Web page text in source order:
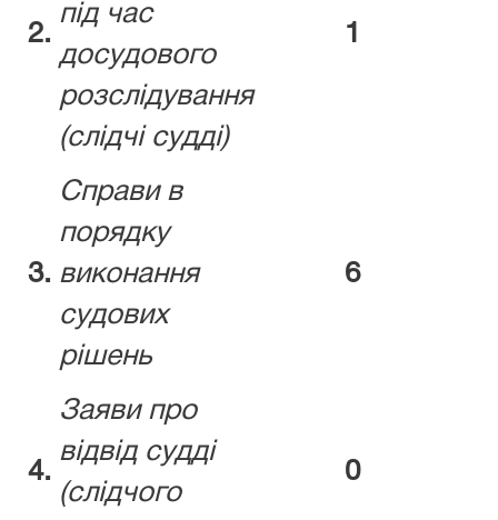
2.
під час
досудового
розслідування
(слідчі судді)
1
3.
Справи в
порядку
виконання
судових
рішень
6
4.
Заяви про
відвід судді
(слідчого
0